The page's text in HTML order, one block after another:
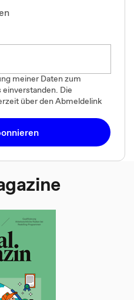
meiner Daten zum
Die
über den Abmeldelink